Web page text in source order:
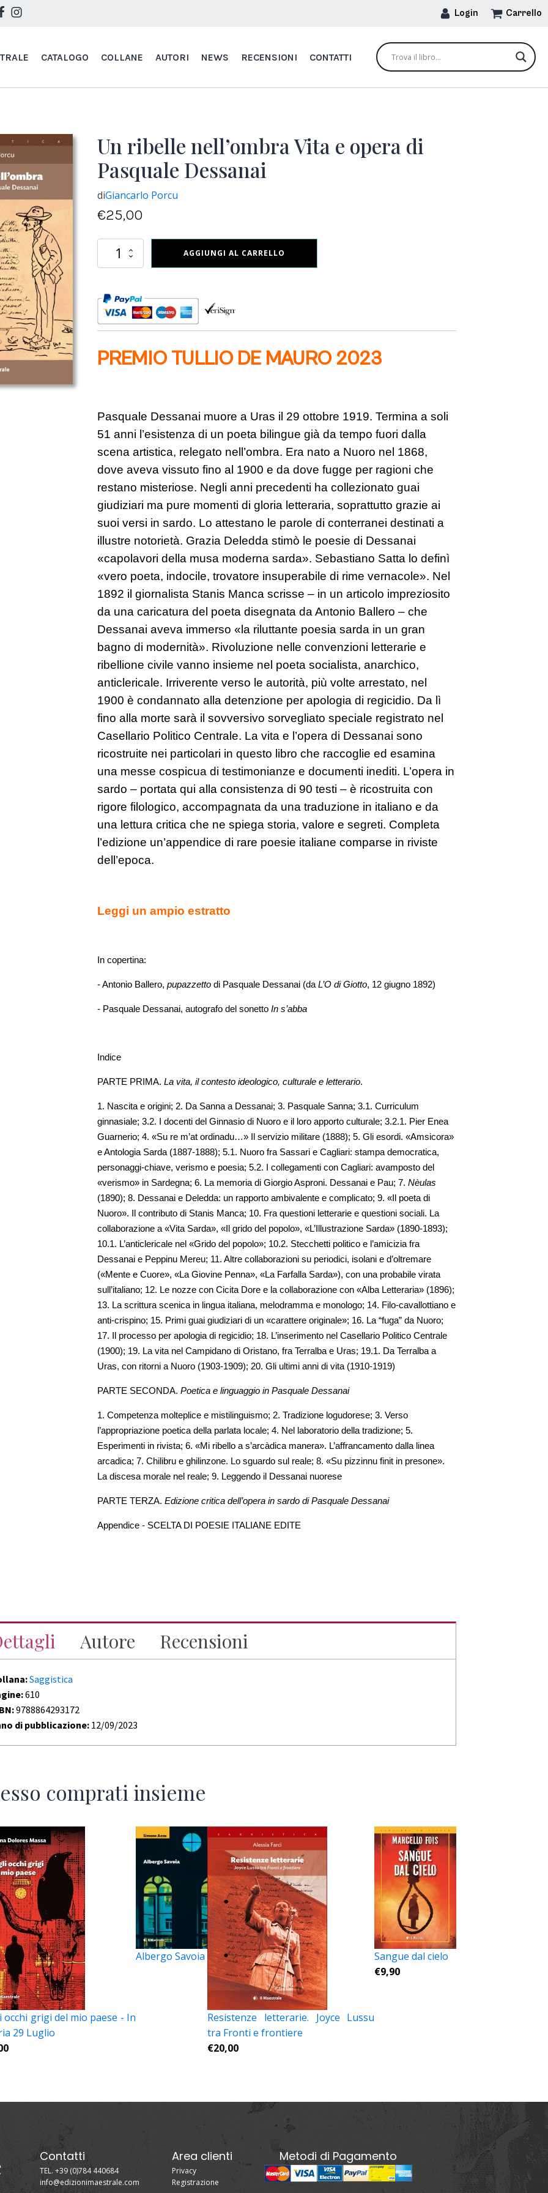
Login Carrello
CATALOGO COLLANE AUTORI NEWS RECENSIONI CONTATTI
Un ribelle nell’ombra Vita e opera di
Pasquale Dessanai
diGiancarlo Porcu
€25,00
e
opera
Pasquale
quantità
AGGIUNGI AL CARRELLO
PREMIO TULLIO DE MAURO 2023
Pasquale Dessanai muore a Uras il 29 ottobre 1919. Termina a soli
51 anni l’esistenza di un poeta bilingue già da tempo fuori dalla
scena artistica, relegato nell’ombra. Era nato a Nuoro nel 1868,
dove aveva vissuto fino al 1900 e da dove fugge per ragioni che
restano misteriose. Negli anni precedenti ha collezionato guai
giudiziari ma pure momenti di gloria letteraria, soprattutto grazie ai
suoi versi in sardo. Lo attestano le parole di conterranei destinati a
illustre notorietà. Grazia Deledda stimò le poesie di Dessanai
«capolavori della musa moderna sarda». Sebastiano Satta lo definì
«vero poeta, indocile, trovatore insuperabile di rime vernacole». Nel
1892 il giornalista Stanis Manca scrisse – in un articolo impreziosito
da una caricatura del poeta disegnata da Antonio Ballero – che
Dessanai aveva immerso «la riluttante poesia sarda in un gran
bagno di modernità». Rivoluzione nelle convenzioni letterarie e
ribellione civile vanno insieme nel poeta socialista, anarchico,
anticlericale. Irriverente verso le autorità, più volte arrestato, nel
1900 è condannato alla detenzione per apologia di regicidio. Da lì
fino alla morte sarà il sovversivo sorvegliato speciale registrato nel
Casellario Politico Centrale. La vita e l’opera di Dessanai sono
ricostruite nei particolari in questo libro che raccoglie ed esamina
una messe cospicua di testimonianze e documenti inediti. L’opera in
sardo – portata qui alla consistenza di 90 testi – è ricostruita con
rigore filologico, accompagnata da una traduzione in italiano e da
una lettura critica che ne spiega storia, valore e segreti. Completa
l’edizione un’appendice di rare poesie italiane comparse in riviste
dell’epoca.
Leggi un ampio estratto
In copertina:
- Antonio Ballero, pupazzettodi Pasquale Dessanai (da L’O di Giotto, 12 giugno 1892)
- Pasquale Dessanai, autografo del sonetto In s’abba
Indice
PARTE PRIMA. La vita, il contesto ideologico, culturale e letterario.
1. Nascita e origini; 2. Da Sanna a Dessanai; 3. Pasquale Sanna; 3.1. Curriculum
ginnasiale; 3.2. I docenti del Ginnasio di Nuoro e il loro apporto culturale; 3.2.1. Pier Enea
Guarnerio; 4. «Su re m’at ordinadu…» Il servizio militare (1888); 5. Gli esordi. «Amsicora»
e Antologia Sarda (1887-1888); 5.1. Nuoro fra Sassari e Cagliari: stampa democratica,
personaggi-chiave, verismo e poesia; 5.2. I collegamenti con Cagliari: avamposto del
«verismo» in Sardegna; 6. La memoria di Giorgio Asproni. Dessanai e Pau; 7. Nèulas
(1890); 8. Dessanai e Deledda: un rapporto ambivalente e complicato; 9. «Il poeta di
Nuoro». Il contributo di Stanis Manca; 10. Fra questioni letterarie e questioni sociali. La
collaborazione a «Vita Sarda», «Il grido del popolo», «L’Illustrazione Sarda» (1890-1893);
10.1. L’anticlericale nel «Grido del popolo»; 10.2. Stecchetti politico e l’amicizia fra
Dessanai e Peppinu Mereu; 11. Altre collaborazioni su periodici, isolani e d’oltremare
(«Mente e Cuore», «La Giovine Penna», «La Farfalla Sarda»), con una probabile virata
sull’italiano; 12. Le nozze con Cicita Dore e la collaborazione con «Alba Letteraria» (1896);
13. La scrittura scenica in lingua italiana, melodramma e monologo; 14. Filo-cavallottiano e
anti-crispino; 15. Primi guai giudiziari di un «carattere originale»; 16. La “fuga” da Nuoro;
17. Il processo per apologia di regicidio; 18. L’inserimento nel Casellario Politico Centrale
(1900); 19. La vita nel Campidano di Oristano, fra Terralba e Uras; 19.1. Da Terralba a
Uras, con ritorni a Nuoro (1903-1909); 20. Gli ultimi anni di vita (1910-1919)
PARTE SECONDA. Poetica e linguaggio in Pasquale Dessanai
1. Competenza molteplice e mistilinguismo; 2. Tradizione logudorese; 3. Verso
l’appropriazione poetica della parlata locale; 4. Nel laboratorio della tradizione; 5.
Esperimenti in rivista; 6. «Mi ribello a s’arcàdica manera». L’affrancamento dalla linea
arcadica; 7. Chilibru e ghilinzone. Lo sguardo sul reale; 8. «Su pizzinnu finit in presone».
La discesa morale nel reale; 9. Leggendo il Dessanai nuorese
PARTE TERZA. Edizione critica dell’opera in sardo di Pasquale Dessanai
Appendice - SCELTA DI POESIE ITALIANE EDITE
Autore Recensioni
Saggistica
610
9788864293172
di pubblicazione: 12/09/2023
comprati insieme
occhi grigi del mio paese - In
29 Luglio
Albergo Savoia
Resistenze letterarie. Joyce Lussu
tra Fronti e frontiere
€20,00
Sangue dal cielo
€9,90
Contatti
TEL. +39 (0)784 440684
info@edizionimaestrale.com
Area clienti
Privacy
Registrazione
Metodi di Pagamento